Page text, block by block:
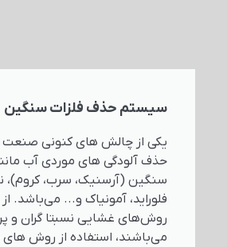
سیستم حذف فلزات سنگین
یکی از چالش‌ های کنونی صنعت
حذف آلودگی های موردی آب مانند
سنگین (آرسنیک، سرب، کروم)،
فلوراید، آمونیاک و... می‌باشد. از
روش‌های غشایی نسبتا گران و
می‌باشند، استفاده از روش های